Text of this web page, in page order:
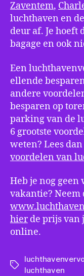
Zaventem,
luchthaven en
deur af. Je hoeft
bagage en ook
Een
ellende
andere
besparen op
parking van de
6 grootste
weten? Lees
voordelen van
Heb je nog geen
vakantie? Neem
hierde prijs van
online.
Tags
luchthaven